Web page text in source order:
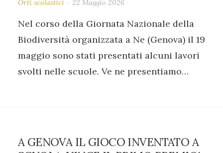
Orti scolastici 22 Maggio 2026
Nel corso della Giornata Nazionale della
Biodiversità organizzata a Ne (Genova) il 19
maggio sono stati presentati alcuni lavori
svolti nelle scuole. Ve ne presentiamo…
A GENOVA IL GIOCO INVENTATO A